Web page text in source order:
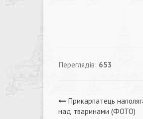
Переглядів: 653
Прикарпатець
над тваринами (ФОТО)